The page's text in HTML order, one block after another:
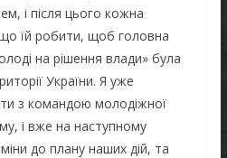
і після цього кожна
їй робити, щоб головна
на рішення влади» була
України. Я уже
з командою молодіжної
і вже на наступному
до плану наших дій, та